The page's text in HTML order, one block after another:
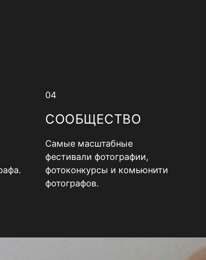
04
СООБЩЕСТВО
Самые масштабные
фестивали фотографии,
фотоконкурсы и комьюнити
фотографов.